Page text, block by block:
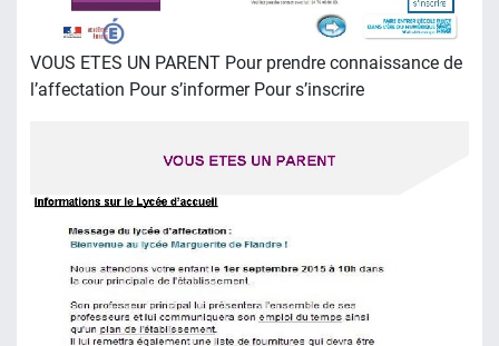
VOUS ETES UN PARENT Pour prendre connaissance de
l’affectation Pour s’informer Pour s’inscrire